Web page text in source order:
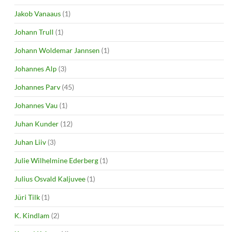
Jakob Vanaaus (1)
Johann Trull (1)
Johann Woldemar Jannsen (1)
Johannes Alp (3)
Johannes Parv (45)
Johannes Vau (1)
Juhan Kunder (12)
Juhan Liiv (3)
Julie Wilhelmine Ederberg (1)
Julius Osvald Kaljuvee (1)
Jüri Tilk (1)
K. Kindlam (2)